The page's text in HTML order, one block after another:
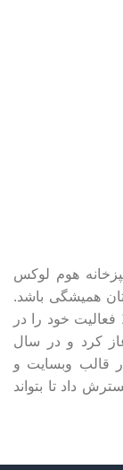
هوم لوکس
همیشگی باشد.
فروشگاه اینترنتی هوم لوکس ، از سال 1397 فعالیت خود را در
کرد و در سال
در قالب وبسایت و
داد تا بتواند